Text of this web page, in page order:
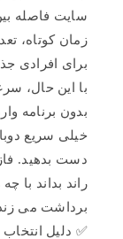
سایت فاصله
زمان کوتاه،
برای افرادی
با این حال،
بدون برنامه
خیلی سریع
دست بدهید.
راند بداند با
برداشت می
✅ دلیل